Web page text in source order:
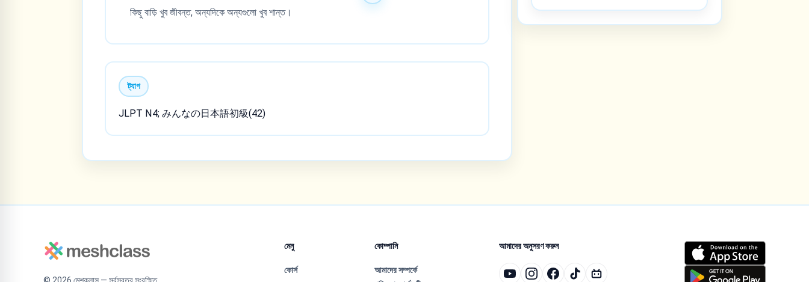
কিছু বাড়ি খুব জীবন্ত, অন্যদিকে অন্যগুলো খুব শান্ত।
ট্যাগ
JLPT N4; みんなの日本語初級(42)
মেনু
কোর্স
কোম্পানি
আমাদের সম্পর্কে
আমাদের অনুসরণ করুন